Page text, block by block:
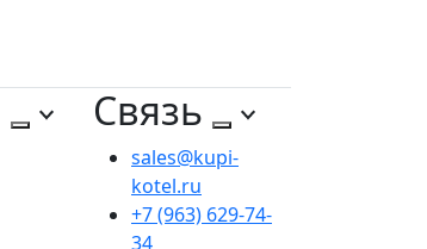
Связь
sales@kupi-
kotel.ru
+7 (963) 629-74-
34